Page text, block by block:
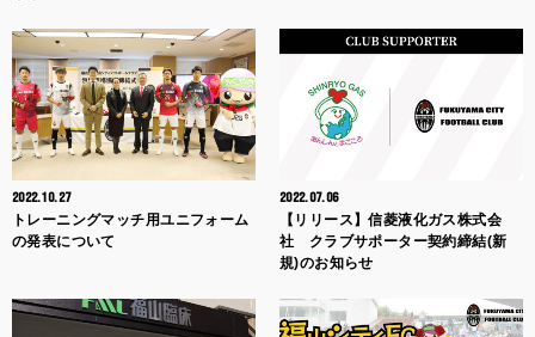
2022.10.27
トレーニングマッチ用ユニフォーム
の発表について
2022.07.06
【リリース】信菱液化ガス株式会
社 クラブサポーター契約締結(新
規)のお知らせ